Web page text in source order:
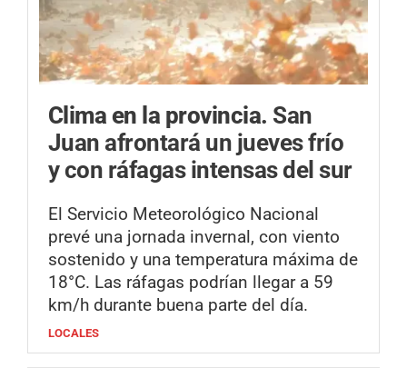
Clima en la provincia. San
Juan afrontará un jueves frío
y con ráfagas intensas del sur
El Servicio Meteorológico Nacional
prevé una jornada invernal, con viento
sostenido y una temperatura máxima de
18°C. Las ráfagas podrían llegar a 59
km/h durante buena parte del día.
LOCALES